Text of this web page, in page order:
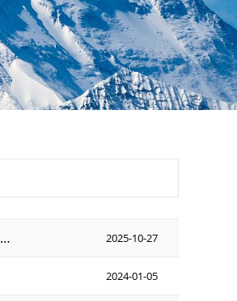
山东省市场监督管理局等十部门关于印发《山东省产品碳足迹标识认证试点工作方案》的通知 2025-10-27
2024-01-05